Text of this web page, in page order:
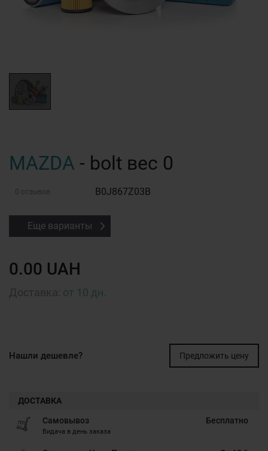
MAZDA - bolt вес 0
0 отзывов B0J867Z03B
Еще варианты
0.00 UAH
от 10 дн.
Нашли дешевле? Предложить цену
ДОСТАВКА
Самовывоз
Видача в день заказа
Бесплатно